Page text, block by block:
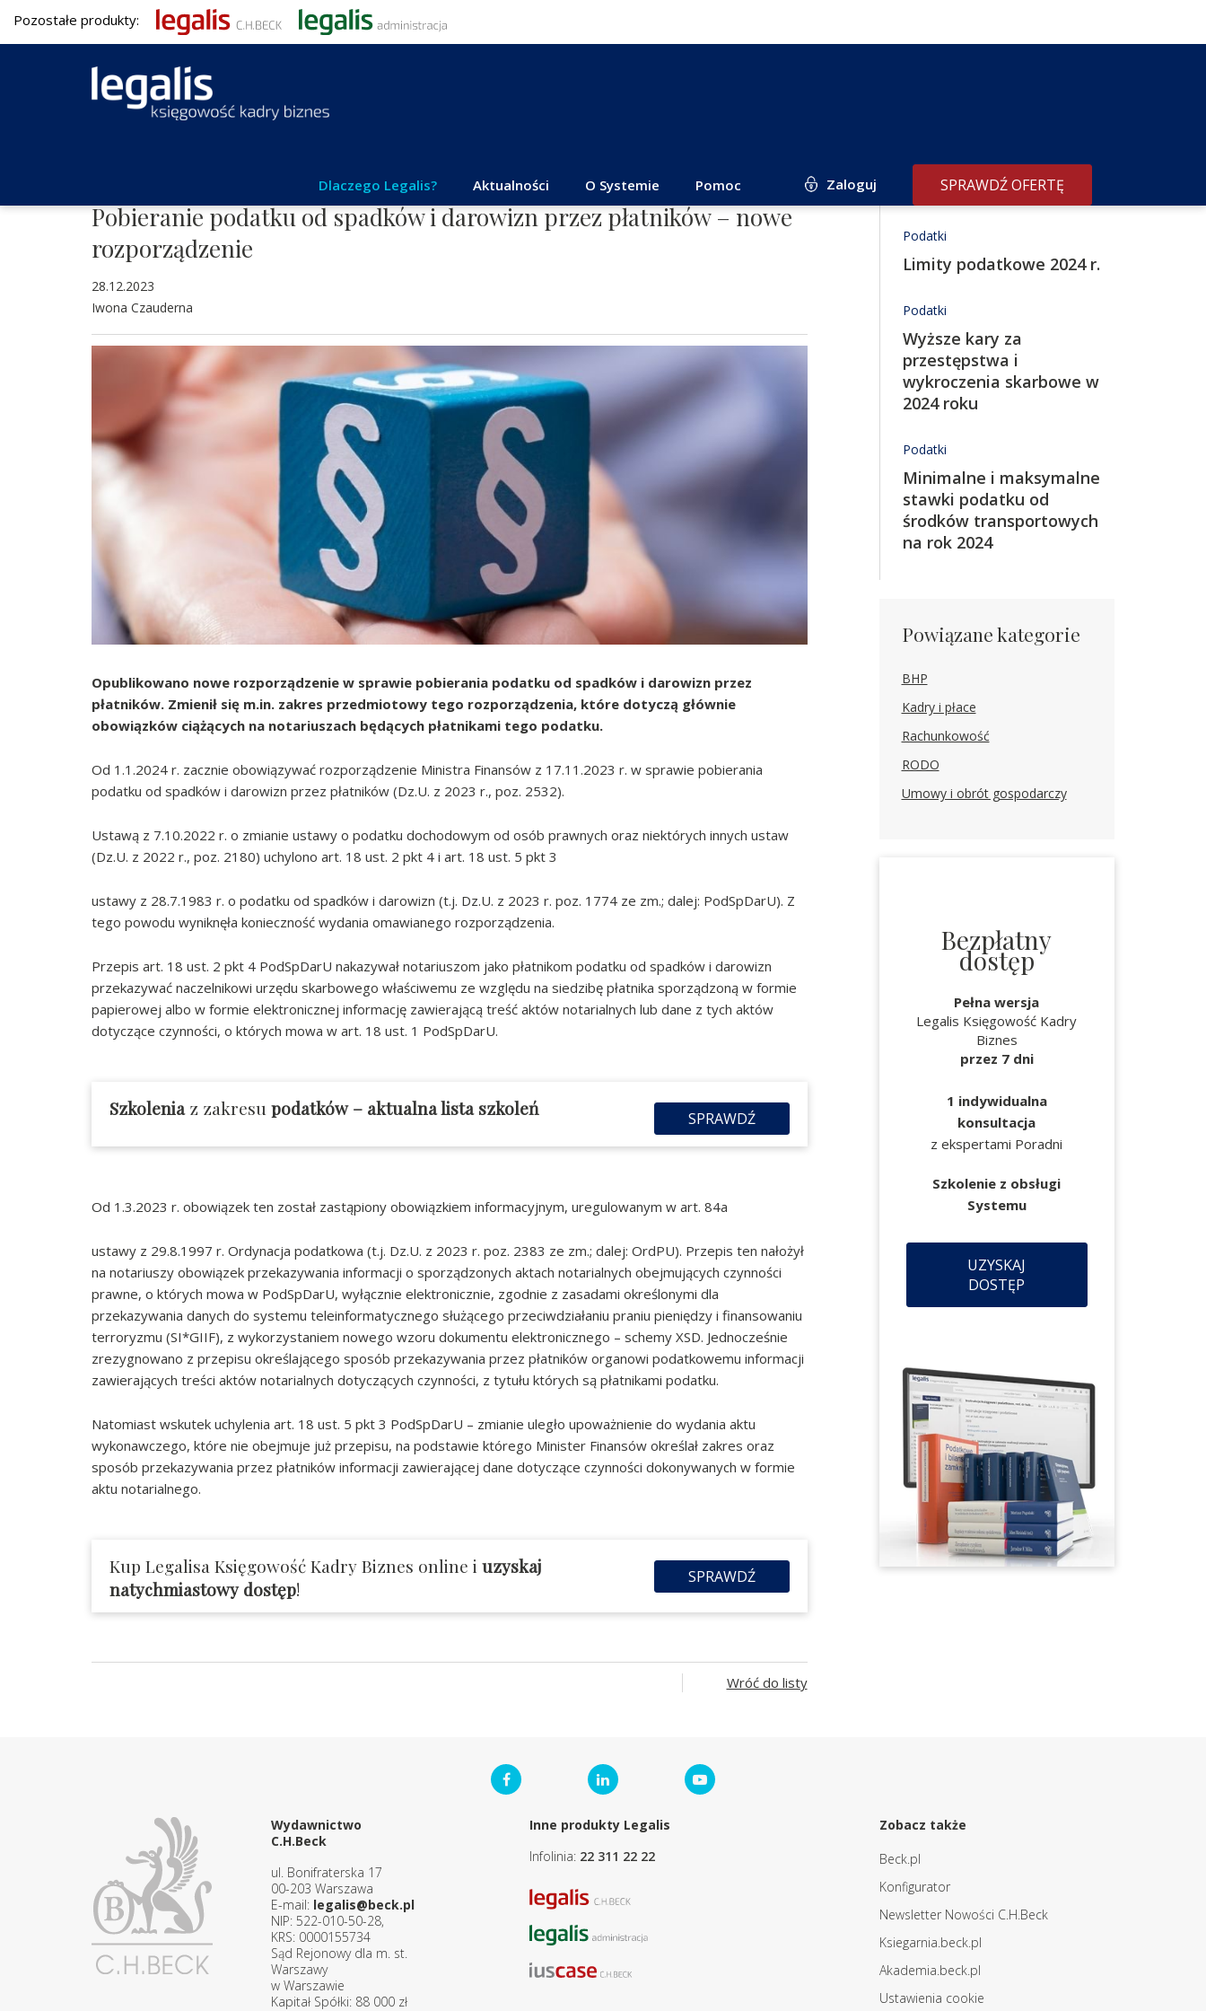
Pozostałe produkty:
Dlaczego Legalis? Aktualności O Systemie Pomoc Zaloguj SPRAWDŹ OFERTĘ
Pobieranie podatku od spadków i darowizn przez płatników – nowe
rozporządzenie
28.12.2023
Iwona Czauderna
Opublikowano nowe rozporządzenie w sprawie pobierania podatku od spadków i darowizn przez
płatników. Zmienił się m.in. zakres przedmiotowy tego rozporządzenia, które dotyczą głównie
obowiązków ciążących na notariuszach będących płatnikami tego podatku.
Od 1.1.2024 r. zacznie obowiązywać rozporządzenie Ministra Finansów z 17.11.2023 r. w sprawie pobierania
podatku od spadków i darowizn przez płatników (Dz.U. z 2023 r., poz. 2532).
Ustawą z 7.10.2022 r. o zmianie ustawy o podatku dochodowym od osób prawnych oraz niektórych innych ustaw
(Dz.U. z 2022 r., poz. 2180) uchylono art. 18 ust. 2 pkt 4 i art. 18 ust. 5 pkt 3
ustawy z 28.7.1983 r. o podatku od spadków i darowizn (t.j. Dz.U. z 2023 r. poz. 1774 ze zm.; dalej: PodSpDarU). Z
tego powodu wyniknęła konieczność wydania omawianego rozporządzenia.
Przepis art. 18 ust. 2 pkt 4 PodSpDarU nakazywał notariuszom jako płatnikom podatku od spadków i darowizn
przekazywać naczelnikowi urzędu skarbowego właściwemu ze względu na siedzibę płatnika sporządzoną w formie
papierowej albo w formie elektronicznej informację zawierającą treść aktów notarialnych lub dane z tych aktów
dotyczące czynności, o których mowa w art. 18 ust. 1 PodSpDarU.
Szkoleniaz zakresu podatków– aktualna lista szkoleń SPRAWDŹ
Od 1.3.2023 r. obowiązek ten został zastąpiony obowiązkiem informacyjnym, uregulowanym w art. 84a
ustawy z 29.8.1997 r. Ordynacja podatkowa (t.j. Dz.U. z 2023 r. poz. 2383 ze zm.; dalej: OrdPU). Przepis ten nałożył
na notariuszy obowiązek przekazywania informacji o sporządzonych aktach notarialnych obejmujących czynności
prawne, o których mowa w PodSpDarU, wyłącznie elektronicznie, zgodnie z zasadami określonymi dla
przekazywania danych do systemu teleinformatycznego służącego przeciwdziałaniu praniu pieniędzy i finansowaniu
terroryzmu (SI*GIIF), z wykorzystaniem nowego wzoru dokumentu elektronicznego – schemy XSD. Jednocześnie
zrezygnowano z przepisu określającego sposób przekazywania przez płatników organowi podatkowemu informacji
zawierających treści aktów notarialnych dotyczących czynności, z tytułu których są płatnikami podatku.
Natomiast wskutek uchylenia art. 18 ust. 5 pkt 3 PodSpDarU – zmianie uległo upoważnienie do wydania aktu
wykonawczego, które nie obejmuje już przepisu, na podstawie którego Minister Finansów określał zakres oraz
sposób przekazywania przez płatników informacji zawierającej dane dotyczące czynności dokonywanych w formie
aktu notarialnego.
Kup Legalisa Księgowość Kadry Biznes online i uzyskaj
natychmiastowy dostęp!
SPRAWDŹ
Wróć do listy
Redakcja poleca
Podatki
Limity podatkowe 2024 r.
Podatki
Wyższe kary za
przestępstwa i
wykroczenia skarbowe w
2024 roku
Podatki
Minimalne i maksymalne
stawki podatku od
środków transportowych
na rok 2024
Powiązane kategorie
BHP
Kadry i płace
Rachunkowość
RODO
Umowy i obrót gospodarczy
Bezpłatny
dostęp
Pełna wersja
Legalis Księgowość Kadry
Biznes
przez 7 dni
1 indywidualna
konsultacja
z ekspertami Poradni
Szkolenie z obsługi
Systemu
UZYSKAJ
DOSTĘP
Wydawnictwo
C.H.Beck
ul. Bonifraterska 17
00-203 Warszawa
E-mail: legalis@beck.pl
NIP: 522-010-50-28,
KRS: 0000155734
Sąd Rejonowy dla m. st.
Warszawy
w Warszawie
Kapitał Spółki: 88 000 zł
Inne produkty Legalis
Infolinia: 22 311 22 22
Zobacz także
Beck.pl
Konfigurator
Newsletter Nowości C.H.Beck
Ksiegarnia.beck.pl
Akademia.beck.pl
Ustawienia cookie